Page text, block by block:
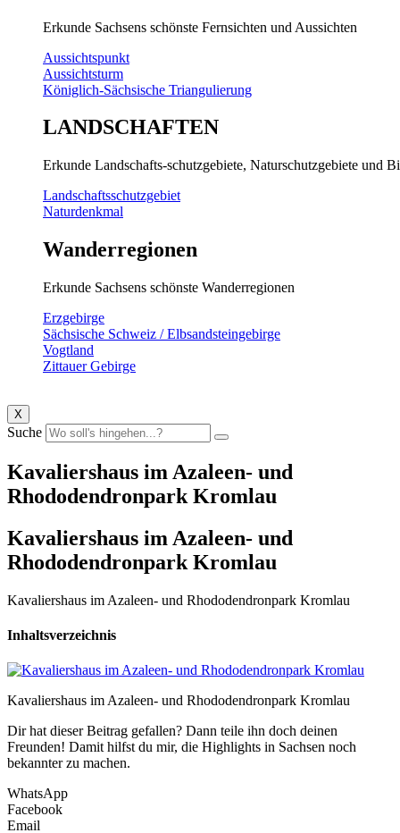
Erkunde Sachsens schönste Fernsichten und Aussichten
Aussichtspunkt
Aussichtsturm
Königlich-Sächsische Triangulierung
LANDSCHAFTEN
Erkunde Landschafts-schutzgebiete, Naturschutzgebiete und
Landschaftsschutzgebiet
Naturdenkmal
Wanderregionen
Erkunde Sachsens schönste Wanderregionen
Erzgebirge
Sächsische Schweiz / Elbsandsteingebirge
Vogtland
Zittauer Gebirge
X
Suche
Kavaliershaus im Azaleen- und
Rhododendronpark Kromlau
Kavaliershaus im Azaleen- und
Rhododendronpark Kromlau
Kavaliershaus im Azaleen- und Rhododendronpark Kromlau
Inhaltsverzeichnis
Kavaliershaus im Azaleen- und Rhododendronpark Kromlau
Dir hat dieser Beitrag gefallen? Dann teile ihn doch deinen
Freunden! Damit hilfst du mir, die Highlights in Sachsen noch
bekannter zu machen.
WhatsApp
Facebook
Email